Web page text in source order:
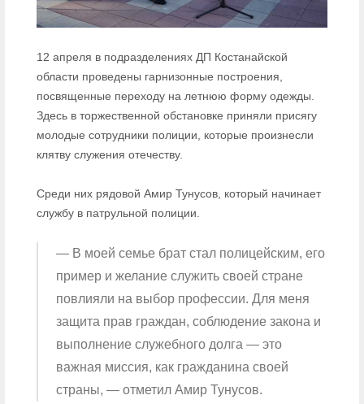
12 апреля в подразделениях ДП Костанайской
области проведены гарнизонные построения,
посвященные переходу на летнюю форму одежды.
Здесь в торжественной обстановке приняли присягу
молодые сотрудники полиции, которые произнесли
клятву служения отечеству.
Среди них рядовой Амир Тунусов, который начинает
службу в патрульной полиции.
— В моей семье брат стал полицейским, его
пример и желание служить своей стране
повлияли на выбор профессии. Для меня
защита прав граждан, соблюдение закона и
выполнение служебного долга — это
важная миссия, как гражданина своей
страны, — отметил Амир Тунусов.